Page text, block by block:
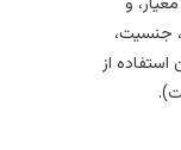
جنسیت،
از